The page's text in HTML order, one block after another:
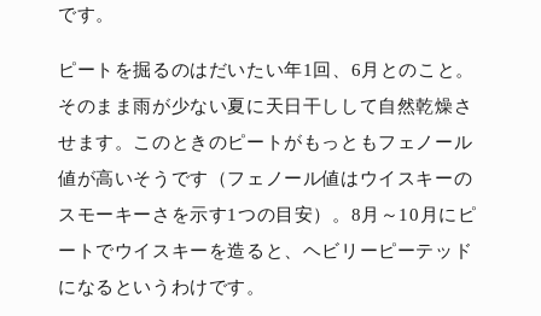
です。
ピートを掘るのはだいたい年1回、6月とのこと。
そのまま雨が少ない夏に天日干しして自然乾燥さ
せます。このときのピートがもっともフェノール
値が高いそうです（フェノール値はウイスキーの
スモーキーさを示す1つの目安）。8月～10月にピ
ートでウイスキーを造ると、ヘビリーピーテッド
になるというわけです。